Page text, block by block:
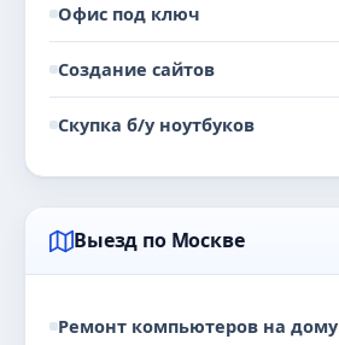
Офис под ключ
Создание сайтов
Скупка б/у ноутбуков
Выезд по Москве
Ремонт компьютеров на дому